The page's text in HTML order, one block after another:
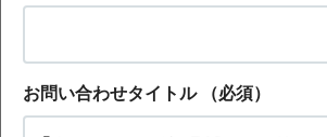
お問い合わせタイトル （必須）